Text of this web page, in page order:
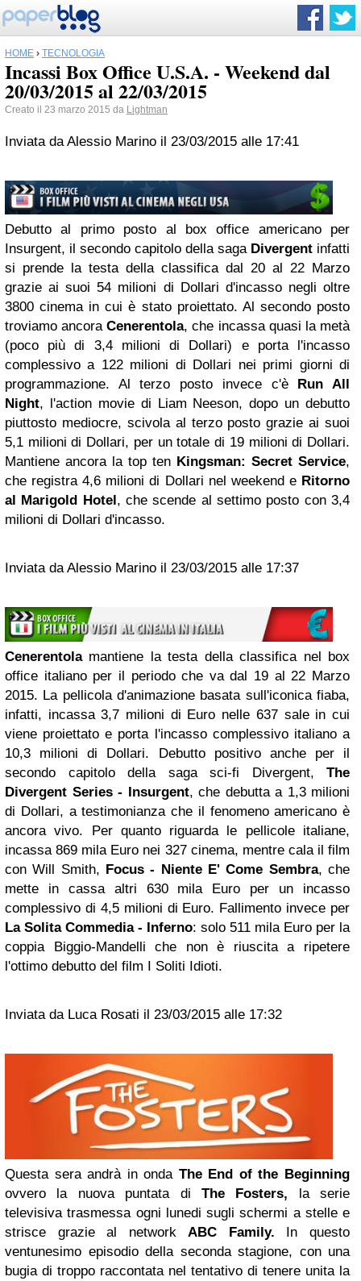
HOME › TECNOLOGIA
Incassi Box Office U.S.A. - Weekend dal
20/03/2015 al 22/03/2015
Creato il 23 marzo 2015 da Lightman
Inviata da Alessio Marino il 23/03/2015 alle 17:41
Debutto al primo posto al box office americano per
Insurgent, il secondo capitolo della saga Divergent infatti
si prende la testa della classifica dal 20 al 22 Marzo
grazie ai suoi 54 milioni di Dollari d'incasso negli oltre
3800 cinema in cui è stato proiettato. Al secondo posto
troviamo ancoraCenerentola, che incassa quasi la metà
(poco più di 3,4 milioni di Dollari) e porta l'incasso
complessivo a 122 milioni di Dollari nei primi giorni di
programmazione. Al terzo posto invece c'è
Run All
Night, l'action movie di Liam Neeson, dopo un debutto
piuttosto mediocre, scivola al terzo posto grazie ai suoi
5,1 milioni di Dollari, per un totale di 19 milioni di Dollari.
Mantiene ancora la top ten Kingsman: Secret Service,
che registra 4,6 milioni di Dollari nel weekend e Ritorno
al Marigold Hotel , che scende al settimo posto con 3,4
milioni di Dollari d'incasso.
Inviata da Alessio Marino il 23/03/2015 alle 17:37
Cenerentola mantiene la testa della classifica nel box
office italiano per il periodo che va dal 19 al 22 Marzo
2015. La pellicola d'animazione basata sull'iconica fiaba,
infatti, incassa 3,7 milioni di Euro nelle 637 sale in cui
viene proiettato e porta l'incasso complessivo italiano a
10,3 milioni di Dollari. Debutto positivo anche per il
secondo capitolo della saga sci-fi Divergent, The
Divergent Series - Insurgent, che debutta a 1,3 milioni
di Dollari, a testimonianza che il fenomeno americano è
ancora vivo. Per quanto riguarda le pellicole italiane,
incassa 869 mila Euro nei 327 cinema, mentre cala il film
con Will Smith, Focus - Niente E' Come Sembra, che
mette in cassa altri 630 mila Euro per un incasso
complessivo di 4,5 milioni di Euro. Fallimento invece per
La Solita Commedia - Inferno: solo 511 mila Euro per la
coppia Biggio-Mandelli che non è riuscita a ripetere
l'ottimo debutto del film I Soliti Idioti.
Inviata da Luca Rosati il 23/03/2015 alle 17:32
Questa sera andrà in onda The End of the Beginning
ovvero la nuova puntata di The Fosters, la serie
televisiva trasmessa ogni lunedi sugli schermi a stelle e
strisce grazie al network ABC Family. In questo
ventunesimo episodio della seconda stagione, con una
bugia di troppo raccontata nel tentativo di tenere unita la